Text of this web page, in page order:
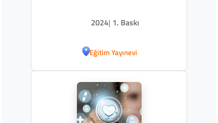
2024| 1. Baskı
Eğitim Yayınevi